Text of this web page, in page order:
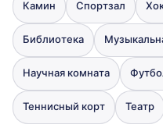
Камин Спортзал
Библиотека
Научная комната
Теннисный корт Театр